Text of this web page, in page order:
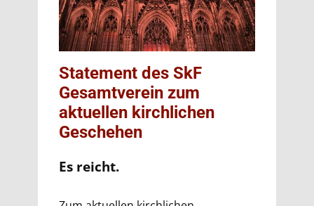
Statement des SkF
Gesamtverein zum
aktuellen kirchlichen
Geschehen
Es reicht.